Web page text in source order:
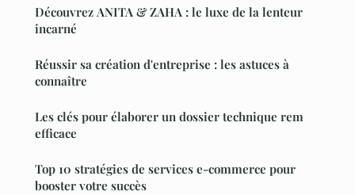
Découvrez ANITA & ZAHA : le luxe de la lenteur
incarné
Réussir sa création d'entreprise : les astuces à
connaître
Les clés pour élaborer un dossier technique rem
efficace
Top 10 stratégies de services e-commerce pour
booster votre succès